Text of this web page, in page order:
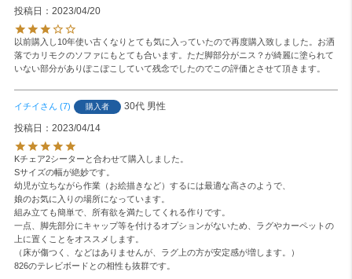
投稿日
2023/04/20
以前購入し10年使い古くなりとても気に入っていたので再度購入致しました。お洒
落でカリモクのソファにもとても合います。ただ脚部分がニス？が綺麗に塗られて
いない部分がありぽこぽこしていて残念でしたのでこの評価とさせて頂きます。
イチイ 7 購入者 30代 男性
投稿日
2023/04/14
Kチェア2シーターと合わせて購入しました。
Sサイズの幅が絶妙です。
幼児が立ちながら作業（お絵描きなど）するには最適な高さのようで、
娘のお気に入りの場所になっています。
組み立ても簡単で、所有欲を満たしてくれる作りです。
一点、脚先部分にキャップ等を付けるオプションがないため、ラグやカーペットの
上に置くことをオススメします。
（床が傷つく、などはありませんが、ラグ上の方が安定感が増します。）
826のテレビボードとの相性も抜群です。